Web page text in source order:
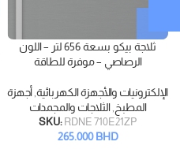
ثلاجة بيكو بسعة 656 لتر – اللون
الرصاصي – موفرة للطاقة
الإلكترونيات والأجهزة الكهربائية,أجهزة
المطبخ,الثلاجات والمجمدات
SKU: RDNE 710E21ZP
265.000BHD